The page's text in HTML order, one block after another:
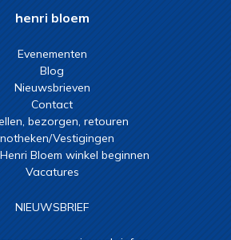
henri bloem
Evenementen
Blog
Nieuwsbrieven
Contact
bezorgen, retouren
Vestigingen
Bloem winkel beginnen
Vacatures
NIEUWSBRIEF